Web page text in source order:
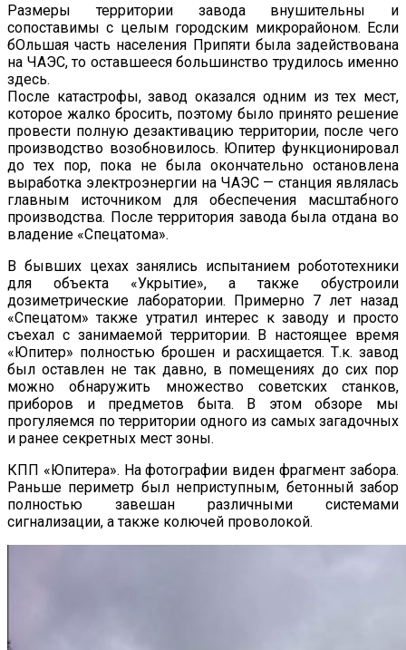
Размеры территории завода внушительны и
сопоставимы с целым городским микрорайоном. Если
бОльшая часть населения Припяти была задействована
на ЧАЭС, то оставшееся большинство трудилось именно
здесь.
После катастрофы, завод оказался одним из тех мест,
которое жалко бросить, поэтому было принято решение
провести полную дезактивацию территории, после чего
производство возобновилось. Юпитер функционировал
до тех пор, пока не была окончательно остановлена
выработка электроэнергии на ЧАЭС — станция являлась
главным источником для обеспечения масштабного
производства. После территория завода была отдана во
владение «Спецатома».
В бывших цехах занялись испытанием робототехники
для объекта «Укрытие», а также обустроили
дозиметрические лаборатории. Примерно 7 лет назад
«Спецатом» также утратил интерес к заводу и просто
съехал с занимаемой территории. В настоящее время
«Юпитер» полностью брошен и расхищается. Т.к. завод
был оставлен не так давно, в помещениях до сих пор
можно обнаружить множество советских станков,
приборов и предметов быта. В этом обзоре мы
прогуляемся по территории одного из самых загадочных
и ранее секретных мест зоны.
КПП «Юпитера». На фотографии виден фрагмент забора.
Раньше периметр был неприступным, бетонный забор
полностью завешан различными системами
сигнализации, а также колючей проволокой.